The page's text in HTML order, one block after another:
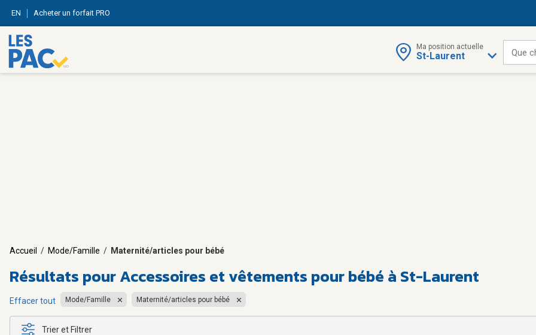
EN Acheter un forfait PRO
Ma position actuelle
St-Laurent Que
Accueil / Mode/Famille / Maternité/articles pour bébé
Résultats pourAccessoires et vêtements pour bébé à St-Laurent
Effacer tout Mode/Famille Maternité/articles pour bébé
Trier et Filtrer